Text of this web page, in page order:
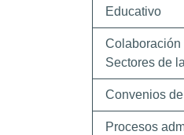
Educativo
Colaboración
Sectores de
Convenios
Procesos